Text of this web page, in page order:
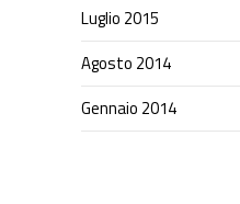
Luglio 2015
Agosto 2014
Gennaio 2014